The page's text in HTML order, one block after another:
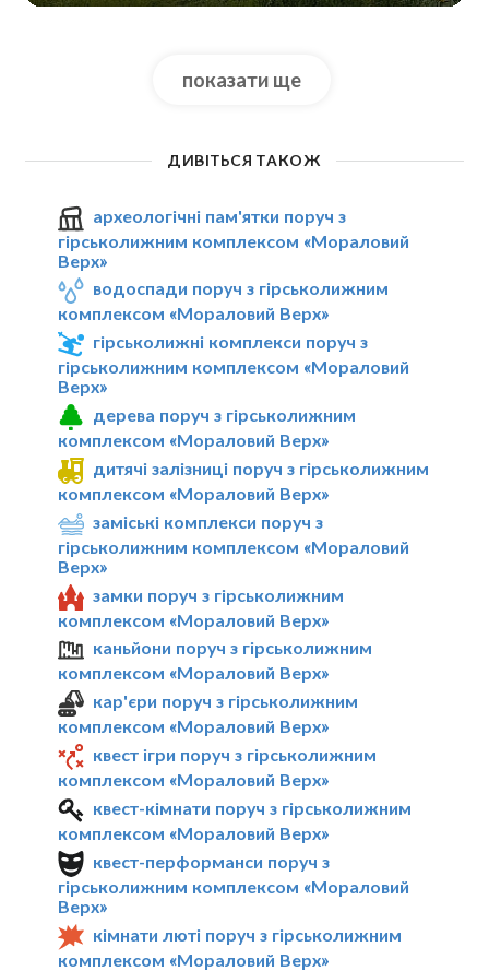
показати ще
ДИВІТЬСЯ ТАКОЖ
археологічні пам'ятки поруч з
гірськолижним комплексом «Мораловий
Верх»
водоспади поруч з гірськолижним
комплексом «Мораловий Верх»
гірськолижні комплекси поруч з
гірськолижним комплексом «Мораловий
Верх»
дерева поруч з гірськолижним
комплексом «Мораловий Верх»
дитячі залізниці поруч з гірськолижним
комплексом «Мораловий Верх»
заміські комплекси поруч з
гірськолижним комплексом «Мораловий
Верх»
замки поруч з гірськолижним
комплексом «Мораловий Верх»
каньйони поруч з гірськолижним
комплексом «Мораловий Верх»
кар'єри поруч з гірськолижним
комплексом «Мораловий Верх»
квест ігри поруч з гірськолижним
комплексом «Мораловий Верх»
квест-кімнати поруч з гірськолижним
комплексом «Мораловий Верх»
квест-перформанси поруч з
гірськолижним комплексом «Мораловий
Верх»
кімнати люті поруч з гірськолижним
комплексом «Мораловий Верх»